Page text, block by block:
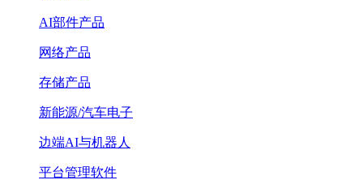
AI部件产品
网络产品
存储产品
新能源/汽车电子
边端AI与机器人
平台管理软件